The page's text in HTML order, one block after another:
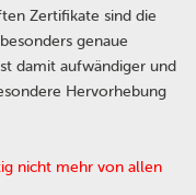
Zertifikate sind die
genaue
damit aufwändiger und
Hervorhebung
nicht mehr von allen